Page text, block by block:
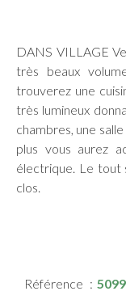
DANS VILLAGE
très beaux
trouverez une
très lumineux
chambres, une
plus vous aurez
électrique. Le tout
clos.
Référence 5099